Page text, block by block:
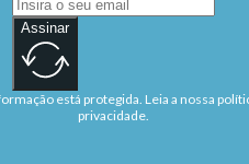
Assinar
está protegida. Leia a nossa
privacidade.